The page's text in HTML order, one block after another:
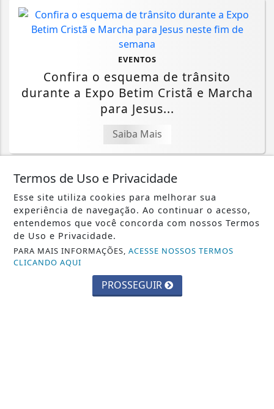
EVENTOS
Confira o esquema de trânsito
durante a Expo Betim Cristã e Marcha
para Jesus...
Saiba Mais
ECONOMIA
Balança comercial de julho tem
superávit de US$ 7 bilhões
Saiba Mais
Termos de Uso e Privacidade
Esse site utiliza cookies para melhorar sua
experiência de navegação. Ao continuar o acesso,
entendemos que você concorda com nossos Termos
de Uso e Privacidade.
PARA MAIS INFORMAÇÕES,ACESSE NOSSOS TERMOS
CLICANDO AQUI
PROSSEGUIR